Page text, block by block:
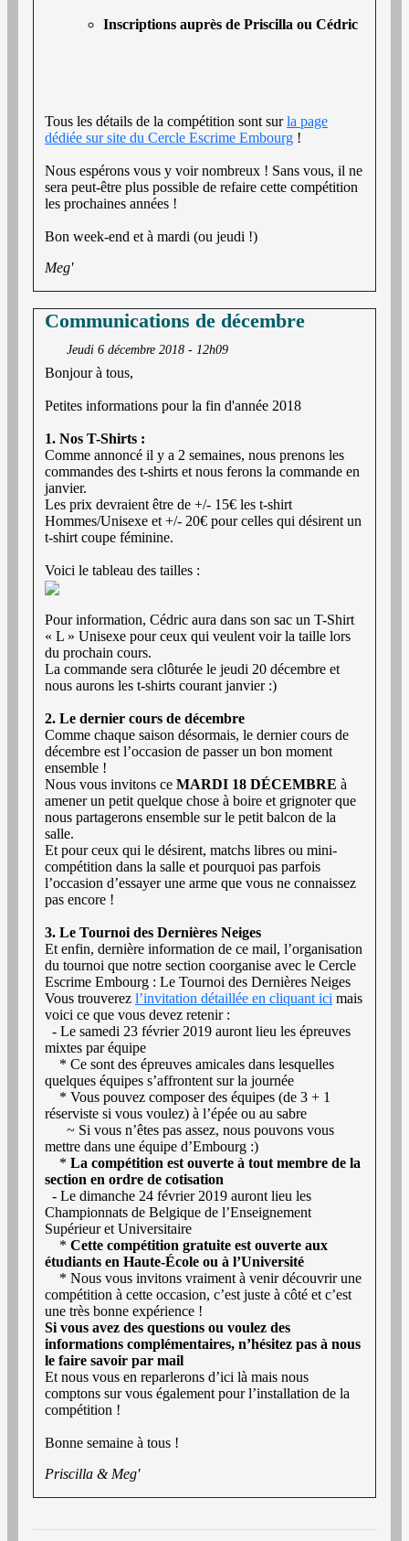
Inscriptions auprès de Priscilla ou Cédric
Tous les détails de la compétition sont surla page
dédiée sur site du Cercle Escrime Embourg !
Nous espérons vous y voir nombreux ! Sans vous, il ne
sera peut-être plus possible de refaire cette compétition
les prochaines années !
Bon week-end et à mardi (ou jeudi !)
Meg'
Communications de décembre
Jeudi 6 décembre 2018 - 12h09
Bonjour à tous,
Petites informations pour la fin d'année 2018
1. Nos T-Shirts :
Comme annoncé il y a 2 semaines, nous prenons les
commandes des t-shirts et nous ferons la commande en
janvier.
Les prix devraient être de +/- 15€ les t-shirt
Hommes/Unisexe et +/- 20€ pour celles qui désirent un
t-shirt coupe féminine.
Voici le tableau des tailles :
Pour information, Cédric aura dans son sac un T-Shirt
« L » Unisexe pour ceux qui veulent voir la taille lors
du prochain cours.
La commande sera clôturée le jeudi 20 décembre et
nous aurons les t-shirts courant janvier :)
2. Le dernier cours de décembre
Comme chaque saison désormais, le dernier cours de
décembre est l’occasion de passer un bon moment
ensemble !
Nous vous invitons ce MARDI 18 DÉCEMBRE à
amener un petit quelque chose à boire et grignoter que
nous partagerons ensemble sur le petit balcon de la
salle.
Et pour ceux qui le désirent, matchs libres ou mini-
compétition dans la salle et pourquoi pas parfois
l’occasion d’essayer une arme que vous ne connaissez
pas encore !
3. Le Tournoi des Dernières Neiges
Et enfin, dernière information de ce mail, l’organisation
du tournoi que notre section coorganise avec le Cercle
Escrime Embourg : Le Tournoi des Dernières Neiges
Vous trouverez l’invitation détaillée en cliquant ici mais
voici ce que vous devez retenir :
- Le samedi 23 février 2019 auront lieu les épreuves
mixtes par équipe
* Ce sont des épreuves amicales dans lesquelles
quelques équipes s’affrontent sur la journée
* Vous pouvez composer des équipes (de 3 + 1
réserviste si vous voulez) à l’épée ou au sabre
~ Si vous n’êtes pas assez, nous pouvons vous
mettre dans une équipe d’Embourg :)
* La compétition est ouverte à tout membre de la
section en ordre de cotisation
- Le dimanche 24 février 2019 auront lieu les
Championnats de Belgique de l’Enseignement
Supérieur et Universitaire
* Cette compétition gratuite est ouverte aux
étudiants en Haute-École ou à l’Université
* Nous vous invitons vraiment à venir découvrir une
compétition à cette occasion, c’est juste à côté et c’est
une très bonne expérience !
Si vous avez des questions ou voulez des
informations complémentaires, n’hésitez pas à nous
le faire savoir par mail
Et nous vous en reparlerons d’ici là mais nous
comptons sur vous également pour l’installation de la
compétition !
Bonne semaine à tous !
Priscilla & Meg'